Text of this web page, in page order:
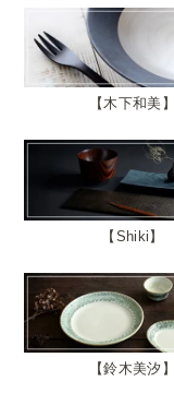
木下和美
Shiki
鈴木美汐